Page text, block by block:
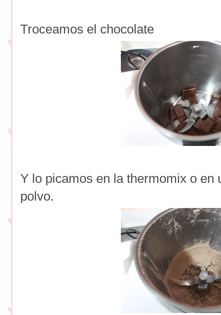
Troceamos el chocolate
Y lo picamos en la thermomix o en
polvo.